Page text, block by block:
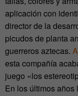
aplicación con
director de la
picudos de planta
guerreros aztecas.
esta compañía
juego «los
En los últimos años